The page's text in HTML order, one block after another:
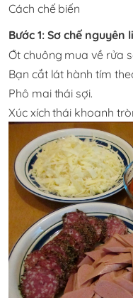
Cách chế biến
Bước 1: Sơ chế nguyên
Ớt chuông mua về rửa
Bạn cắt lát hành tím
Phô mai thái sợi.
Xúc xích thái khoanh